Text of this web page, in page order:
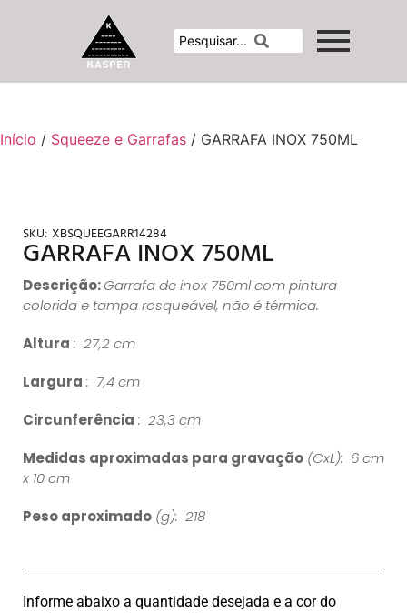
Início / Squeeze e Garrafas / GARRAFA INOX 750ML
SKU: XBSQUEEGARR14284
GARRAFA INOX 750ML
Descrição:Garrafa de inox 750ml com pintura
colorida e tampa rosqueável, não é térmica.
Altura : 27,2 cm
Largura : 7,4 cm
Circunferência : 23,3 cm
Medidas aproximadas para gravação (CxL): 6 cm
x 10 cm
Peso aproximado (g): 218
Informe abaixo a quantidade desejada e a cor do